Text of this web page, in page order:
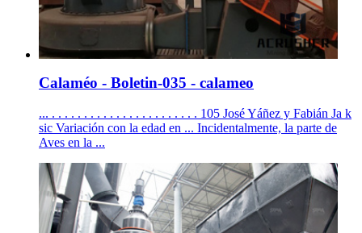
Calaméo - Boletin-035 - calameo
... . . . . . . . . . . . . . . . . . . . . . . . 105 José Yáñez y Fabián Ja k
sic Variación con la edad en ... Incidentalmente, la parte de
Aves en la ...